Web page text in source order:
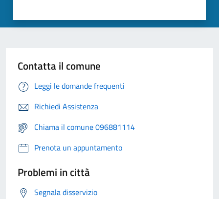
Contatta il comune
Leggi le domande frequenti
Richiedi Assistenza
Chiama il comune 096881114
Prenota un appuntamento
Problemi in città
Segnala disservizio